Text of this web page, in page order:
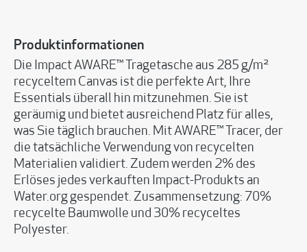
Produktinformationen
Die Impact AWARE™ Tragetasche aus 285 g/m²
recyceltem Canvas ist die perfekte Art, Ihre
Essentials überall hin mitzunehmen. Sie ist
geräumig und bietet ausreichend Platz für alles,
was Sie täglich brauchen. Mit AWARE™ Tracer, der
die tatsächliche Verwendung von recycelten
Materialien validiert. Zudem werden 2% des
Erlöses jedes verkauften Impact-Produkts an
Water.org gespendet. Zusammensetzung: 70%
recycelte Baumwolle und 30% recyceltes
Polyester.